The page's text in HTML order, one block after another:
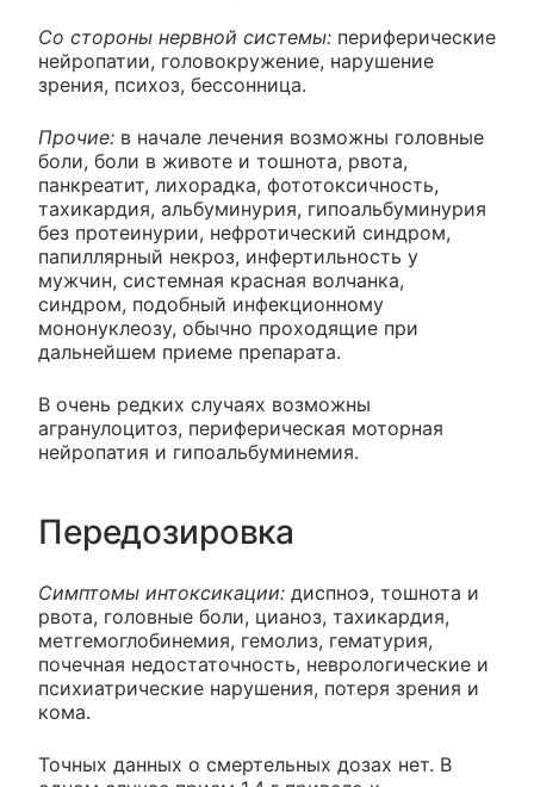
Со стороны нервной системы: периферические
нейропатии, головокружение, нарушение
зрения, психоз, бессонница.
Прочие: в начале лечения возможны головные
боли, боли в животе и тошнота, рвота,
панкреатит, лихорадка, фототоксичность,
тахикардия, альбуминурия, гипоальбуминурия
без протеинурии, нефротический синдром,
папиллярный некроз, инфертильность у
мужчин, системная красная волчанка,
синдром, подобный инфекционному
мононуклеозу, обычно проходящие при
дальнейшем приеме препарата.
В очень редких случаях возможны
агранулоцитоз, периферическая моторная
нейропатия и гипоальбуминемия.
Передозировка
Симптомы интоксикации: диспноэ, тошнота и
рвота, головные боли, цианоз, тахикардия,
метгемоглобинемия, гемолиз, гематурия,
почечная недостаточность, неврологические и
психиатрические нарушения, потеря зрения и
кома.
Точных данных о смертельных дозах нет. В